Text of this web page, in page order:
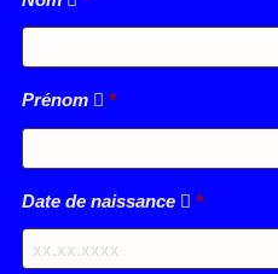
Prénom *
Date de naissance *